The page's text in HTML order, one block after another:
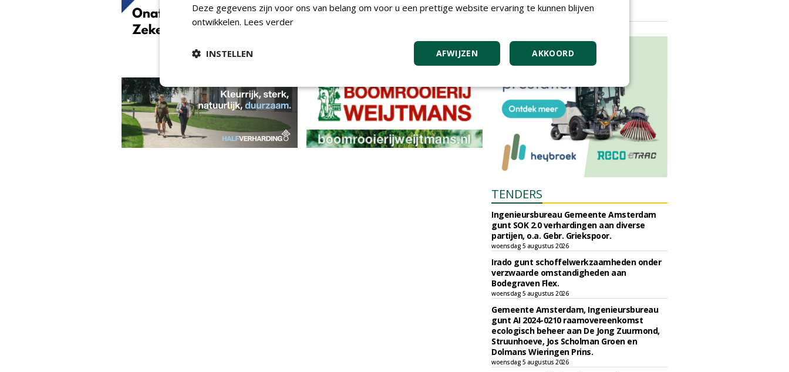
dakontwikkeling
TENDERS
Ingenieursbureau Gemeente Amsterdam
gunt SOK 2.0 verhardingen aan diverse
partijen, o.a. Gebr. Griekspoor.
woensdag 5 augustus 2026
Irado gunt schoffelwerkzaamheden onder
verzwaarde omstandigheden aan
Bodegraven Flex.
woensdag 5 augustus 2026
Gemeente Amsterdam, Ingenieursbureau
gunt AI 2024-0210 raamovereenkomst
ecologisch beheer aan De Jong Zuurmond,
Struunhoeve, Jos Scholman Groen en
Dolmans Wieringen Prins.
woensdag 5 augustus 2026
Deze gegevens zijn voor ons van belang om voor u een prettige website ervaring te kunnen blijven
ontwikkelen. Lees verder
AKKOORD
AFWIJZEN
INSTELLEN